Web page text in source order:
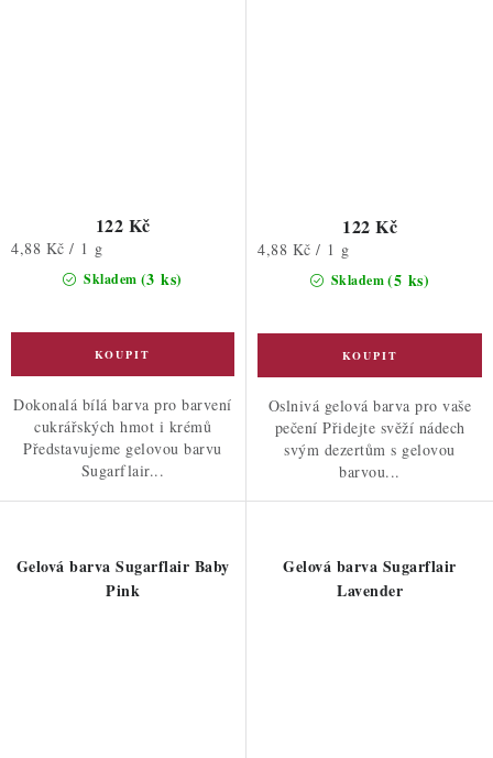
Skladem (3 ks)
122 Kč
Měrná
4,88 Kč / 1 g
Dokonalá bílá barva pro barvení
cukrářských hmot i krémů
Představujeme gelovou barvu
Sugarflair...
Skladem(5 ks)
122 Kč
Měrná
4,88 Kč / 1 g
Oslnivá gelová barva pro vaše
pečení Přidejte svěží nádech
svým dezertům s gelovou
barvou...
Gelová barva Sugarflair Baby
Pink
Gelová barva Sugarflair
Lavender